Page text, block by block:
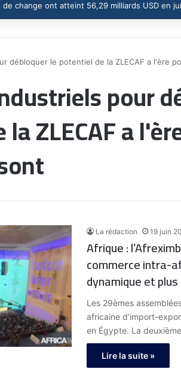
de change ont atteint 56,29 milliards USD en
débloquer le potentiel de la ZLECAF a l'ère
pour
ZLECAF a
La rédaction 19 juin
Afrique :
commerce intra-
dynamique et
Les 29èmes
africaine d’import-
en Égypte. La
Lire la suite »